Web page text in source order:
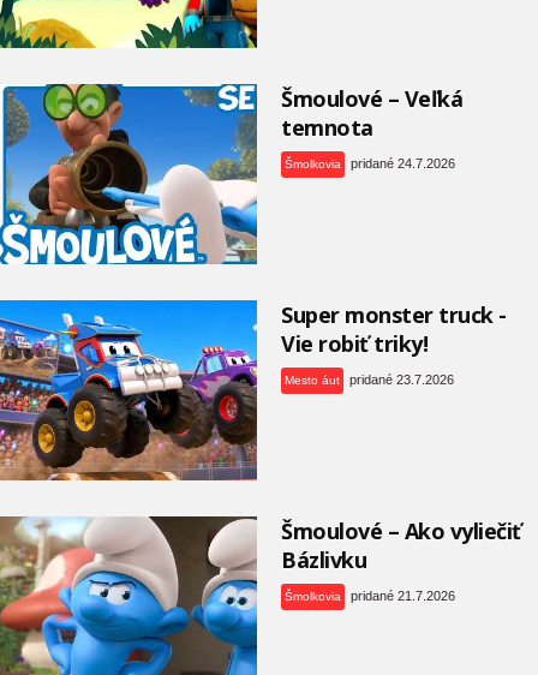
Šmoulové – Veľká
temnota
Šmolkovia pridané 24.7.2026
Super monster truck -
Vie robiť triky!
Mesto áut pridané 23.7.2026
Šmoulové – Ako vyliečiť
Bázlivku
Šmolkovia pridané 21.7.2026